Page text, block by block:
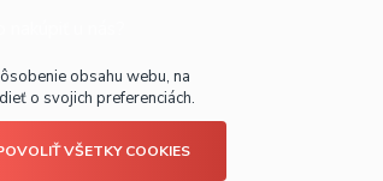
obsahu webu, na
o svojich preferenciách.
VŠETKY COOKIES